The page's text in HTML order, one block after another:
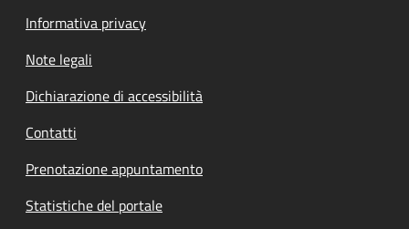
Informativa privacy
Note legali
Dichiarazione di accessibilità
Contatti
Prenotazione appuntamento
Statistiche del portale